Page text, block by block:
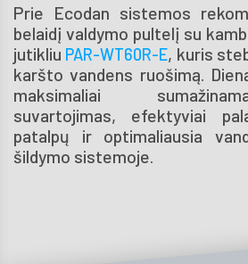
Prie Ecodan sistemos
belaidį valdymo pultelį su
jutikliu PAR-WT60R-E, kuris
karšto vandens ruošimą.
maksimaliai
suvartojimas, efektyviai
patalpų ir optimaliausia
šildymo sistemoje.